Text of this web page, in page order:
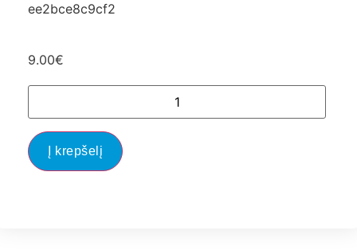
ee2bce8c9cf2
9.00€
Į krepšelį